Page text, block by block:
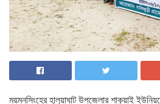
ময়মনসিংহের হালুয়াঘাট উপজেলার শাকুয়াই